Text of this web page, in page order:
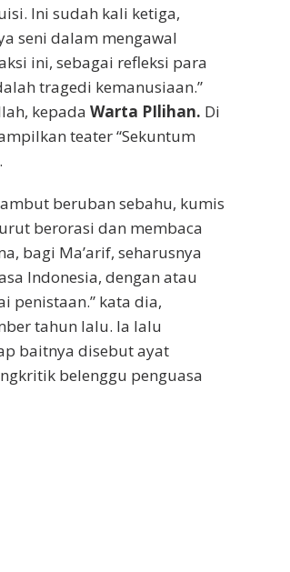
Ini sudah kali ketiga,
seni dalam mengawal
ini, sebagai refleksi para
tragedi kemanusiaan.”
kepada Warta PIlihan. Di
teater “Sekuntum
beruban sebahu, kumis
berorasi dan membaca
bagi Ma’arif, seharusnya
Indonesia, dengan atau
penistaan.” kata dia,
tahun lalu. Ia lalu
baitnya disebut ayat
belenggu penguasa